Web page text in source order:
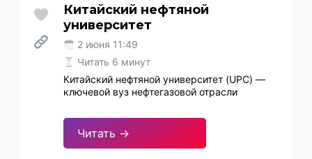
Китайский нефтяной
университет
2 июня 11:49
Читать 6 минут
Китайский нефтяной университет (UPC) —
ключевой вуз нефтегазовой отрасли
Читать →